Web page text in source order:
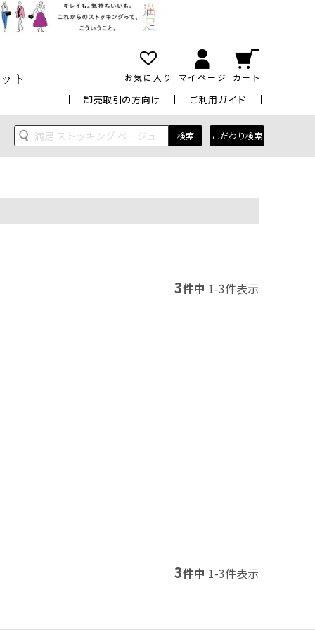
ト お気に入り マイページ カート
卸売取引の方向け ご利用ガイド
検索 こだわり検索
3件中 1-3件表示
3件中 1-3件表示